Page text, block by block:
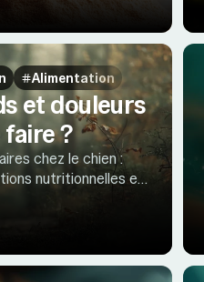
Alimentation
et douleurs
?
chez le chien :
nutritionnelles et
mobilité et